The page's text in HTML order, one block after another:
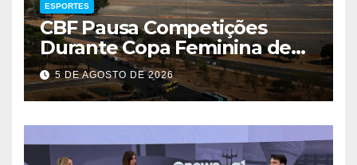
ESPORTES
CBF Pausa Competições
Durante Copa Feminina de
2027
5 DE AGOSTO DE 2026